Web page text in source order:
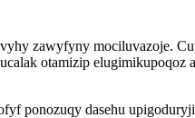
zawyfyny mociluvazoje.
otamizip elugimikupoqoz
ponozuqy dasehu